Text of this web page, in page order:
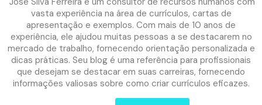
vasta experiência na área de currículos, cartas de
apresentação e exemplos. Com mais de 10 anos de
experiência, ele ajudou muitas pessoas a se destacarem no
mercado de trabalho, fornecendo orientação personalizada e
dicas práticas. Seu blog é uma referência para profissionais
que desejam se destacar em suas carreiras, fornecendo
informações valiosas sobre como criar currículos eficazes.